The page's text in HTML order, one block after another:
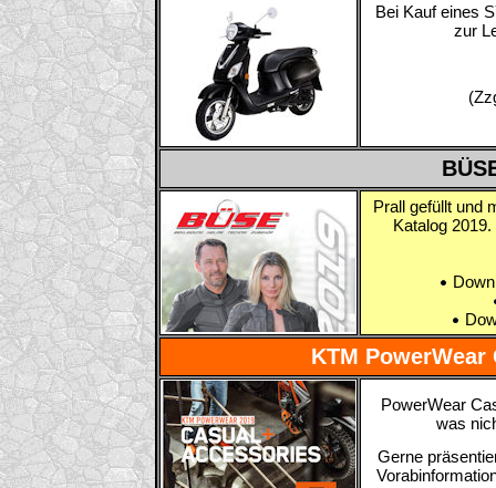
Bei Kauf eines
zur
Prall gefüllt und
Katalog
KTM PowerWear
PowerWear
was
Gerne